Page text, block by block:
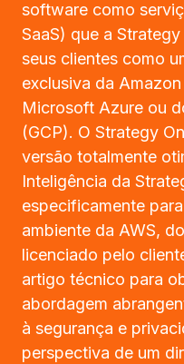
software como
SaaS) que a
seus clientes como
exclusiva da
Microsoft Azure ou
(GCP). O Strategy
versão totalmente
Inteligência da
especificamente
ambiente da AWS,
licenciado pelo
artigo técnico para
abordagem
à segurança e
perspectiva de um